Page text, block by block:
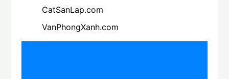
CatSanLap.com
VanPhongXanh.com